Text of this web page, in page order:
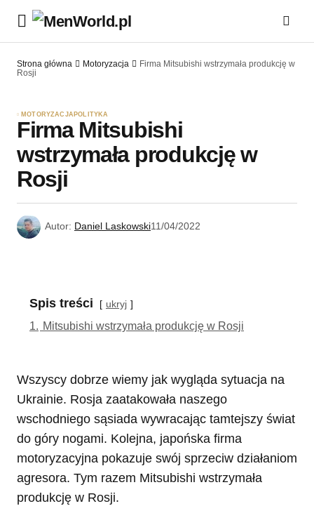
Strona główna Motoryzacja
Firma Mitsubishi wstrzymała produkcję w
Rosji
MOTORYZACJA POLITYKA
Firma Mitsubishi
wstrzymała produkcję w
Rosji
Autor: Daniel Laskowski11/04/2022
Spis treści ukryj
1. Mitsubishi wstrzymała produkcję w Rosji
Wszyscy dobrze wiemy jak wygląda sytuacja na
Ukrainie. Rosja zaatakowała naszego
wschodniego sąsiada wywracając tamtejszy świat
do góry nogami. Kolejna, japońska firma
motoryzacyjna pokazuje swój sprzeciw działaniom
agresora. Tym razem Mitsubishi wstrzymała
produkcję w Rosji.